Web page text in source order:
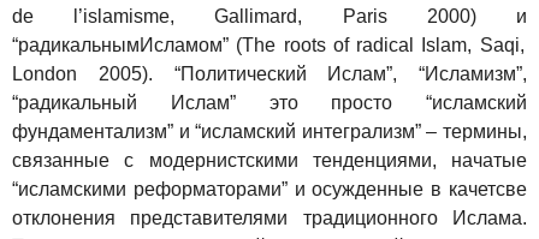
de l’islamisme, Gallimard, Paris 2000) и
“радикальнымИсламом” (The roots of radical Islam, Saqi,
London 2005). “Политический Ислам”, “Исламизм”,
“радикальный Ислам” это просто “исламский
фундаментализм” и “исламский интегрализм” – термины,
связанные с модернистскими тенденциями, начатые
“исламскими реформаторами” и осужденные в качетсве
отклонения представителями традиционного Ислама.